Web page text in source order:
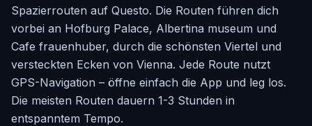
Spazierrouten auf Questo. Die Routen führen dich
vorbei an Hofburg Palace, Albertina museum und
Cafe frauenhuber, durch die schönsten Viertel und
versteckten Ecken von Vienna. Jede Route nutzt
GPS-Navigation – öffne einfach die App und leg los.
Die meisten Routen dauern 1-3 Stunden in
entspanntem Tempo.